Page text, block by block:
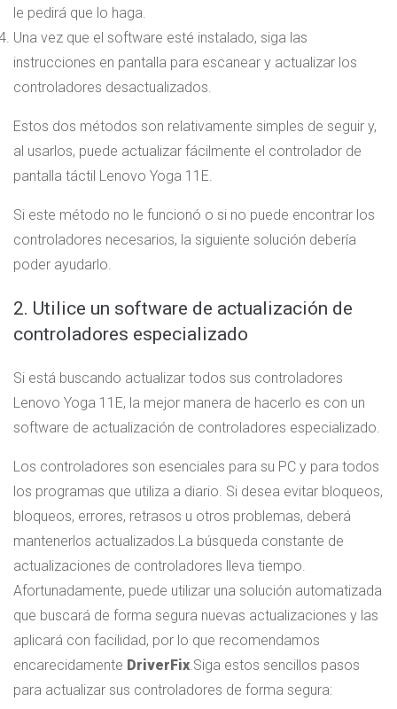
le pedirá que lo haga.
Una vez que el software esté instalado, siga las
instrucciones en pantalla para escanear y actualizar los
controladores desactualizados.
Estos dos métodos son relativamente simples de seguir y,
al usarlos, puede actualizar fácilmente el controlador de
pantalla táctil Lenovo Yoga 11E.
Si este método no le funcionó o si no puede encontrar los
controladores necesarios, la siguiente solución debería
poder ayudarlo.
2. Utilice un software de actualización de
controladores especializado
Si está buscando actualizar todos sus controladores
Lenovo Yoga 11E, la mejor manera de hacerlo es con un
software de actualización de controladores especializado.
Los controladores son esenciales para su PC y para todos
los programas que utiliza a diario. Si desea evitar bloqueos,
bloqueos, errores, retrasos u otros problemas, deberá
mantenerlos actualizados.La búsqueda constante de
actualizaciones de controladores lleva tiempo.
Afortunadamente, puede utilizar una solución automatizada
que buscará de forma segura nuevas actualizaciones y las
aplicará con facilidad, por lo que recomendamos
encarecidamente DriverFix.Siga estos sencillos pasos
para actualizar sus controladores de forma segura: